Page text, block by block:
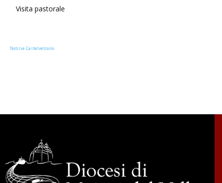
Visita pastorale
Notizie Castelvetrano